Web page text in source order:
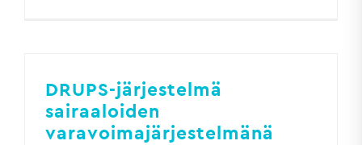
DRUPS-järjestelmä
sairaaloiden
varavoimajärjestelmänä